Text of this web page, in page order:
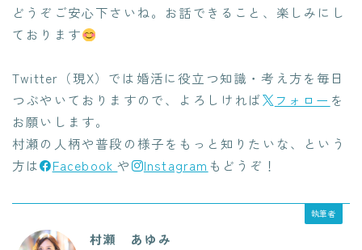
どうぞご安心下さいね。お話できること、楽しみにし
ております
Twitter（現X）では婚活に役立つ知識・考え方を毎日
つぶやいておりますので、よろしければ
フォロー を
お願いします。
村瀬の人柄や普段の様子をもっと知りたいな、という
方は
Facebookや Instagram もどうぞ！
執筆者
村瀬 あゆみ